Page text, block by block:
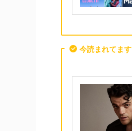
今読まれてます